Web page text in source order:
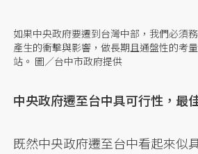
如果中央政府要遷到台灣中部，我們必須
產生的衝擊與影響，做長期且通盤性的考
站。 圖／台中市政府提供
中央政府遷至台中具可行性，最
既然中央政府遷至台中看起來似